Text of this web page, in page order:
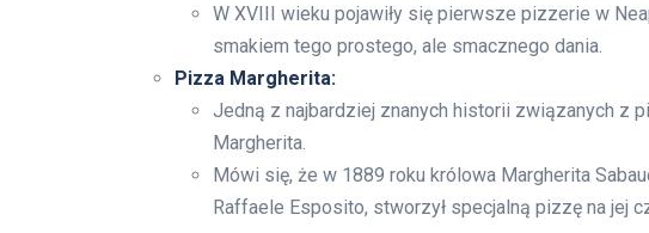
W XVIII wieku pojawiły się pierwsze pizzerie w
smakiem tego prostego, ale smacznego dania.
Pizza Margherita:
Jedną z najbardziej znanych historii związanych z
Margherita.
Mówi się, że w 1889 roku królowa Margherita
Raffaele Esposito, stworzył specjalną pizzę na jej